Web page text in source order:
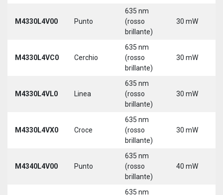
M4330L4V00 Punto
635 nm
(rosso
brillante)
30 mW
M4330L4VC0 Cerchio
635 nm
(rosso
brillante)
30 mW
M4330L4VL0 Linea
635 nm
(rosso
brillante)
30 mW
M4330L4VX0 Croce
635 nm
(rosso
brillante)
30 mW
M4340L4V00 Punto
635 nm
(rosso
brillante)
40 mW
635 nm